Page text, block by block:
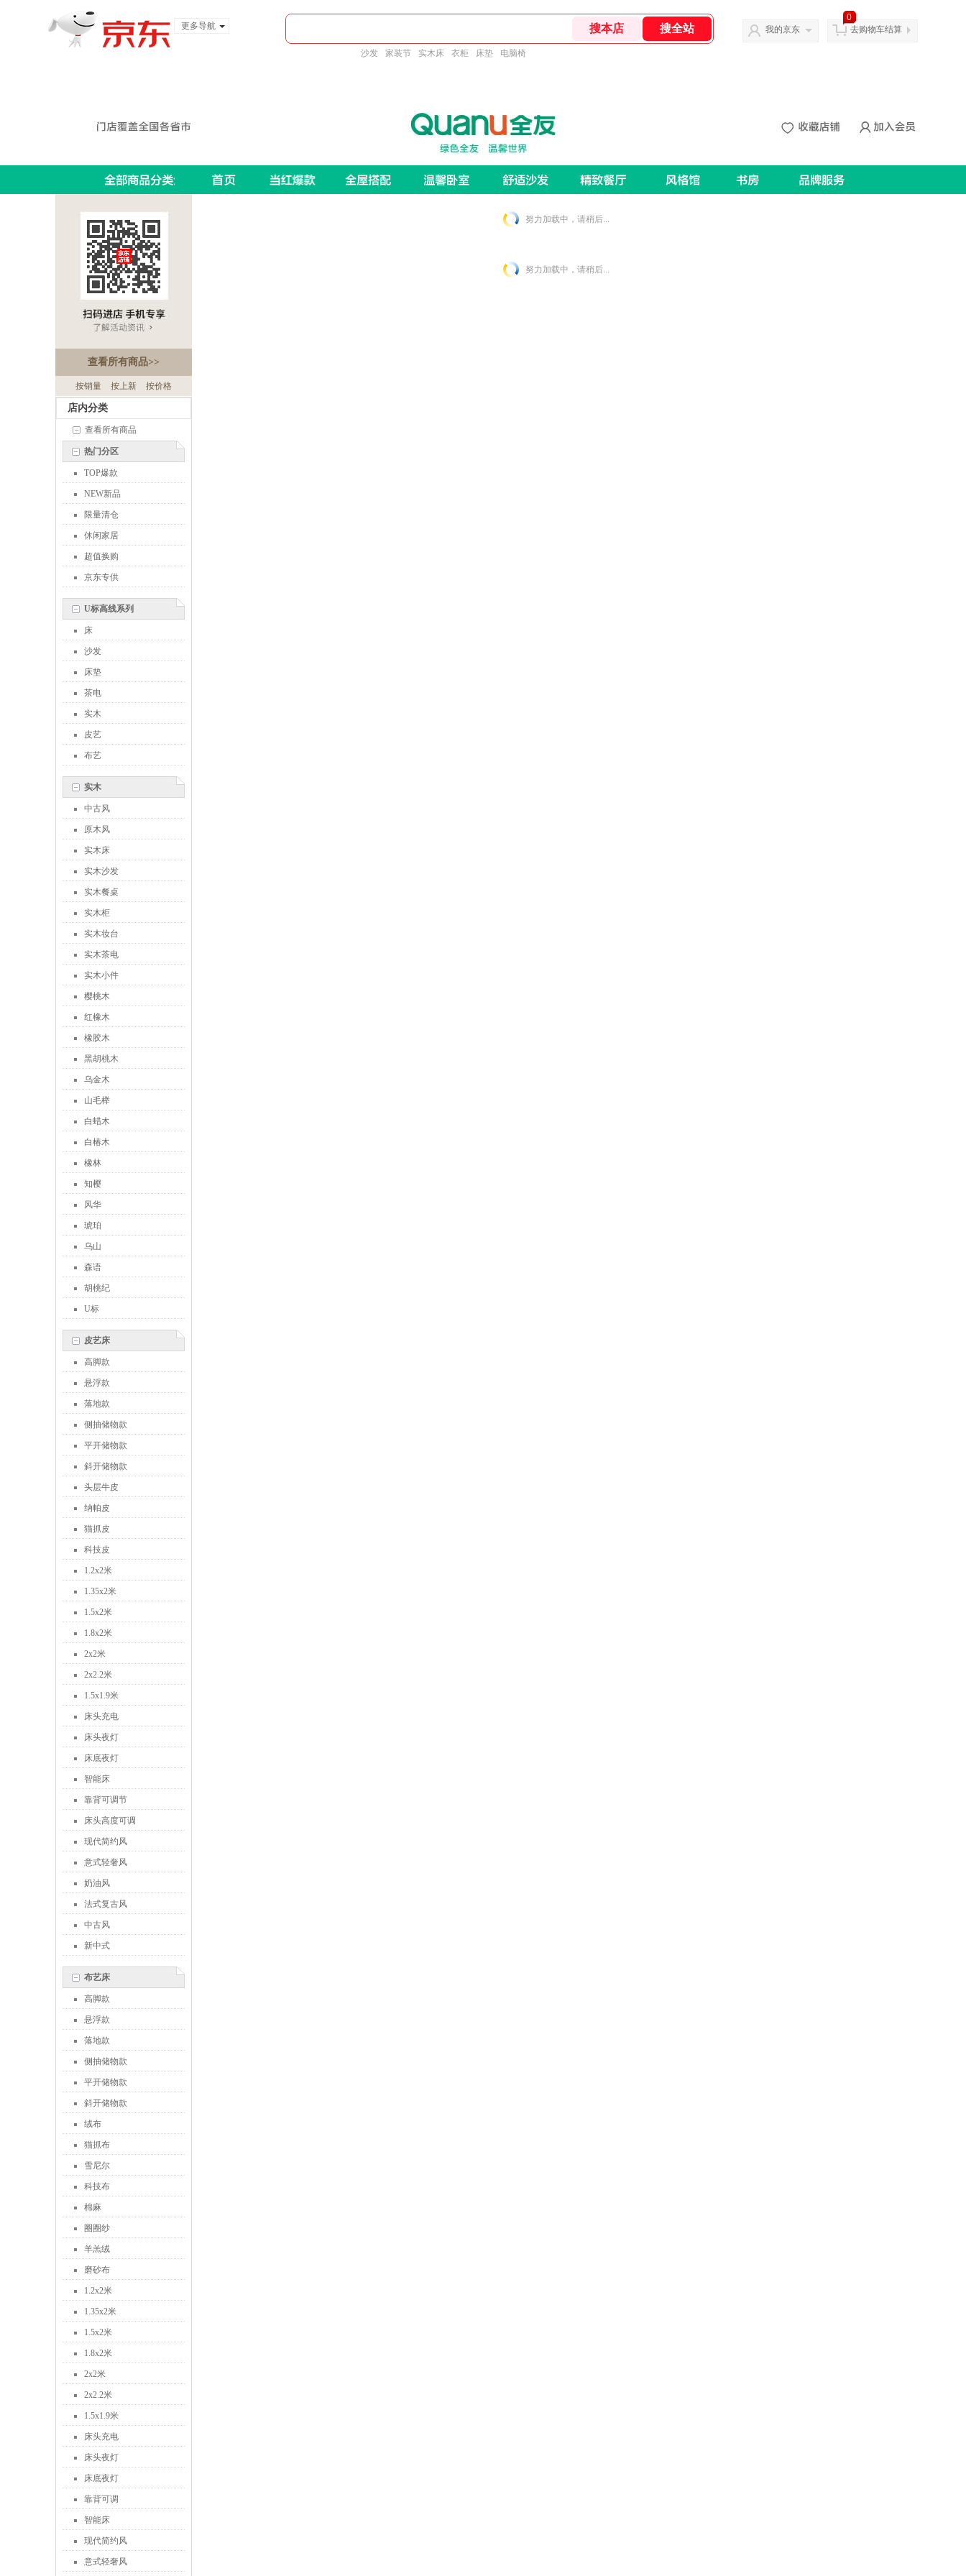
更多导航
沙发 家装节 实木床 衣柜 床垫 电脑椅
我的京东
0
去购物车结算
查看所有商品>>
按销量 按上新 按价格
店内分类
查看所有商品
热门分区
TOP爆款
NEW新品
限量清仓
休闲家居
超值换购
京东专供
U标高线系列
床
沙发
床垫
茶电
实木
皮艺
布艺
实木
中古风
原木风
实木床
实木沙发
实木餐桌
实木柜
实木妆台
实木茶电
实木小件
樱桃木
红橡木
橡胶木
黑胡桃木
乌金木
山毛榉
白蜡木
白椿木
橡林
知樱
风华
琥珀
乌山
森语
胡桃纪
U标
皮艺床
高脚款
悬浮款
落地款
侧抽储物款
平开储物款
斜开储物款
头层牛皮
纳帕皮
猫抓皮
科技皮
1.2x2米
1.35x2米
1.5x2米
1.8x2米
2x2米
2x2.2米
1.5x1.9米
床头充电
床头夜灯
床底夜灯
智能床
靠背可调节
床头高度可调
现代简约风
意式轻奢风
奶油风
法式复古风
中古风
新中式
布艺床
高脚款
悬浮款
落地款
侧抽储物款
平开储物款
斜开储物款
绒布
猫抓布
雪尼尔
科技布
棉麻
圈圈纱
羊羔绒
磨砂布
1.2x2米
1.35x2米
1.5x2米
1.8x2米
2x2米
2x2.2米
1.5x1.9米
床头充电
床头夜灯
床底夜灯
靠背可调
智能床
现代简约风
意式轻奢风
努力加载中，请稍后...
努力加载中，请稍后...